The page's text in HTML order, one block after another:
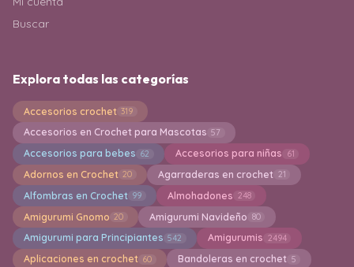
Buscar
Explora todas las categorías
Accesorios crochet 319
Accesorios en Crochet para Mascotas 57
Accesorios para bebes 62 Accesorios para niñas 61
Adornos en Crochet 20 Agarraderas en crochet 21
Alfombras en Crochet 99 Almohadones 248
Amigurumi Gnomo 20 Amigurumi Navideño 80
Amigurumi para Principiantes 542 Amigurumis 2494
Aplicaciones en crochet 60 Bandoleras en crochet 5